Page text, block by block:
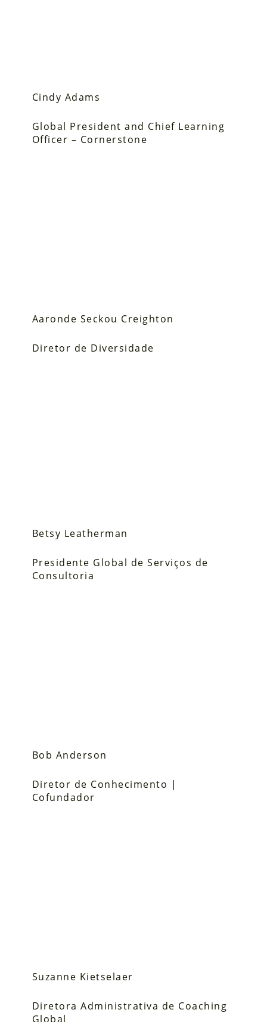
Cindy Adams
Global President and Chief Learning
Officer – Cornerstone
Aaronde Seckou Creighton
Diretor de Diversidade
Betsy Leatherman
Presidente Global de Serviços de
Consultoria
Bob Anderson
Diretor de Conhecimento |
Cofundador
Suzanne Kietselaer
Diretora Administrativa de Coaching
Global